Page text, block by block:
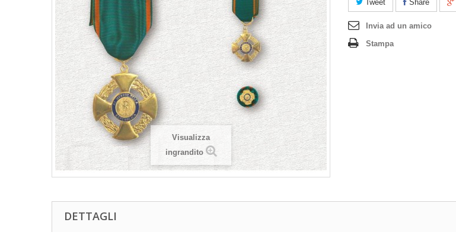
Visualizza
ingrandito
Tweet Share
Invia ad un amico
Stampa
DETTAGLI